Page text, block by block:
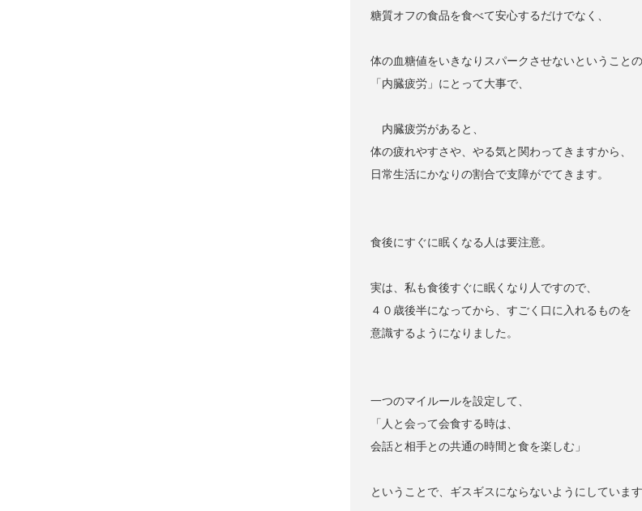
糖質オフの食品を食べて安心するだけでなく、
体の血糖値をいきなりスパークさせないということ
「内臓疲労」にとって大事で、
内臓疲労があると、
体の疲れやすさや、やる気と関わってきますから、
日常生活にかなりの割合で支障がでてきます。
食後にすぐに眠くなる人は要注意。
実は、私も食後すぐに眠くなり人ですので、
４０歳後半になってから、すごく口に入れるものを
意識するようになりました。
一つのマイルールを設定して、
「人と会って会食する時は、
会話と相手との共通の時間と食を楽しむ」
ということで、ギスギスにならないようにしています